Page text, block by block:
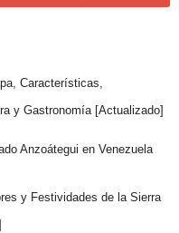
Características,
y Gastronomía [Actualizado]
Anzoátegui en Venezuela
y Festividades de la Sierra